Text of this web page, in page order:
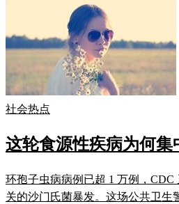
社会热点
这轮食源性疾病为何集
环孢子虫病病例已超 1 万例，
关的沙门氏菌暴发。这场公共卫生